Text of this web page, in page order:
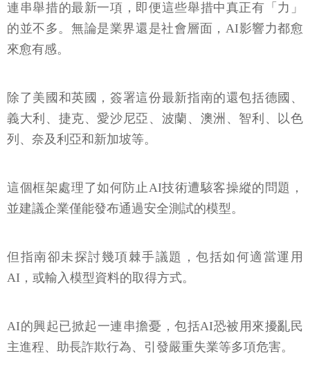
連串舉措的最新一項，即便這些舉措中真正有「力」
的並不多。無論是業界還是社會層面，AI影響力都愈
來愈有感。
除了美國和英國，簽署這份最新指南的還包括德國、
義大利、捷克、愛沙尼亞、波蘭、澳洲、智利、以色
列、奈及利亞和新加坡等。
這個框架處理了如何防止AI技術遭駭客操縱的問題，
並建議企業僅能發布通過安全測試的模型。
但指南卻未探討幾項棘手議題，包括如何適當運用
AI，或輸入模型資料的取得方式。
AI的興起已掀起一連串擔憂，包括AI恐被用來擾亂民
主進程、助長詐欺行為、引發嚴重失業等多項危害。